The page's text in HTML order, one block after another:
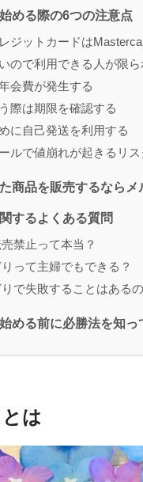
める際の6つの注意点
ジットカードは
ので利用できる人が限ら
会費が発生する
際は期限を確認する
に自己発送を利用する
ルで値崩れが起きるリス
商品を販売するなら
するよくある質問
禁止って本当？
って主婦でもできる？
で失敗することはあるの
める前に必勝法を知っ
は